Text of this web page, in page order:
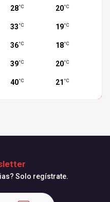
28°C 20°C
33 °C 19°C
36°C 18°C
39°C 20°C
40°C 21 °C
Solo regístrate.